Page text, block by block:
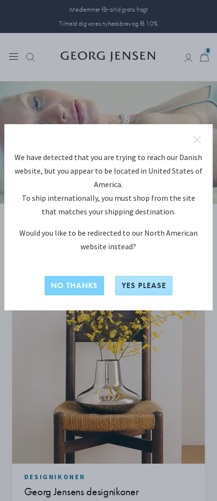
Medlemmer får altid gratis fragt
Tilmeld dig vores nyhedsbrev og få 10%
0
UDFORSK WEFT
BLIV INSPIRERET
DESIGNIKONER
Georg Jensens designikoner
We have detected that you are trying to reach our Danish
website, but you appear to be located in United States of
America.
To ship internationally, you must shop from the site
that matches your shipping destination.
Would you like to be redirected to our North American
website instead?
NO THANKS YES PLEASE